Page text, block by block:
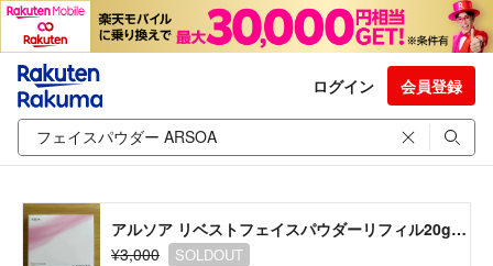
ログイン 会員登録
アルソア リベストフェイスパウダーリフィル20g 箱有りです！
¥3,000
SOLDOUT